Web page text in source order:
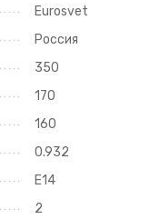
Eurosvet
Россия
350
170
160
0.932
E14
2